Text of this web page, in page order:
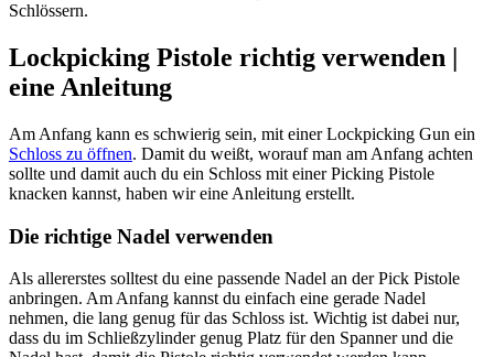
Schlössern.
Lockpicking Pistole richtig verwenden |
eine Anleitung
Am Anfang kann es schwierig sein, mit einer Lockpicking Gun ein
Schloss zu öffnen. Damit du weißt, worauf man am Anfang achten
sollte und damit auch du ein Schloss mit einer Picking Pistole
knacken kannst, haben wir eine Anleitung erstellt.
Die richtige Nadel verwenden
Als allererstes solltest du eine passende Nadel an der Pick Pistole
anbringen. Am Anfang kannst du einfach eine gerade Nadel
nehmen, die lang genug für das Schloss ist. Wichtig ist dabei nur,
dass du im Schließzylinder genug Platz für den Spanner und die